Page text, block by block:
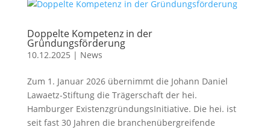
Doppelte Kompetenz in der
Gründungsförderung
10.12.2025 | News
Zum 1. Januar 2026 übernimmt die Johann Daniel
Lawaetz-Stiftung die Trägerschaft der hei.
Hamburger ExistenzgründungsInitiative. Die hei. ist
seit fast 30 Jahren die branchenübergreifende